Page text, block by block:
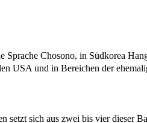
Chosono, in Südkorea
USA und in Bereichen der
sich aus zwei bis vier dieser